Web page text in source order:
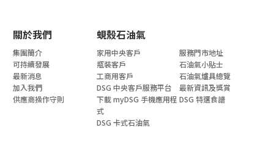
關於我們 蜆殼石油氣
集團簡介
可持續發展
最新消息
加入我們
供應商操作守則
家用中央客戶
瓶裝客戶
工商用客戶
DSG 中央客戶服務平台
下載 myDSG 手機應用程
式
DSG 卡式石油氣
服務門市地址
石油氣小貼士
石油氣爐具總覽
最新資訊及獎賞
DSG 特選食譜